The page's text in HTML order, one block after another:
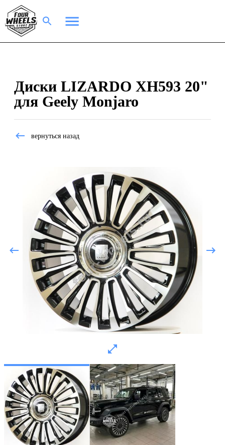
Диски LIZARDO XH593 20"
для Geely Monjaro
вернуться назад